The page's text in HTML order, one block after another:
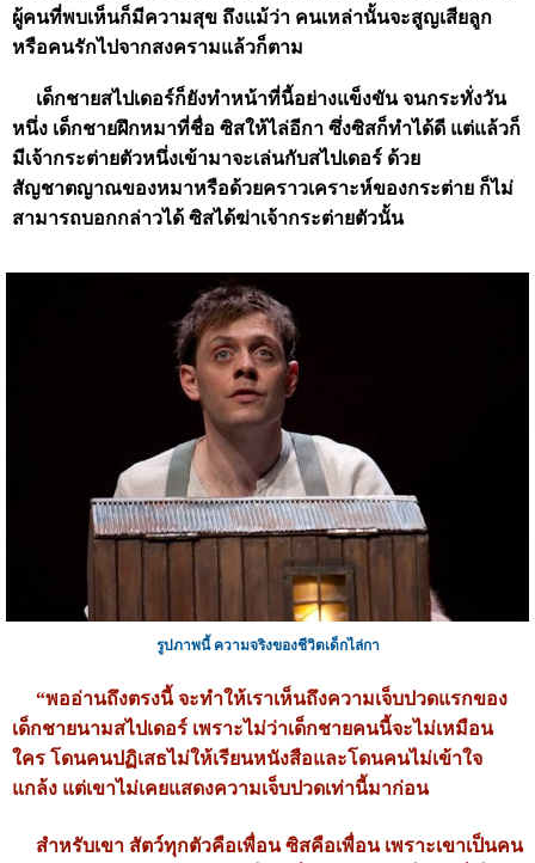
ผู้คนที่พบเห็นก็มีความสุข ถึงแม้ว่า คนเหล่านั้นจะสูญเสียลูก
หรือคนรักไปจากสงครามแล้วก็ตาม
เด็กชายสไปเดอร์ก็ยังทำหน้าที่นี้อย่างแข็งขัน จนกระทั่งวัน
หนึ่ง เด็กชายฝึกหมาที่ชื่อ ซิสให้ไล่อีกา ซึ่งซิสก็ทำได้ดี แต่แล้วก็
มีเจ้ากระต่ายตัวหนึ่งเข้ามาจะเล่นกับสไปเดอร์ ด้วย
สัญชาตญาณของหมาหรือด้วยคราวเคราะห์ของกระต่าย ก็ไม่
สามารถบอกกล่าวได้ ซิสได้ฆ่าเจ้ากระต่ายตัวนั้น
รูปภาพนี้ ความจริงของชีวิตเด็กไล่กา
“พออ่านถึงตรงนี้ จะทำให้เราเห็นถึงความเจ็บปวดแรกของ
เด็กชายนามสไปเดอร์ เพราะไม่ว่าเด็กชายคนนี้จะไม่เหมือน
ใคร โดนคนปฏิเสธไม่ให้เรียนหนังสือและโดนคนไม่เข้าใจ
แกล้ง แต่เขาไม่เคยแสดงความเจ็บปวดเท่านี้มาก่อน
สำหรับเขา สัตว์ทุกตัวคือเพื่อน ซิสคือเพื่อน เพราะเขาเป็นคน